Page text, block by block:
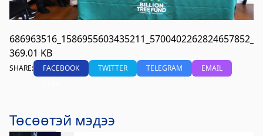
Цагдаагийн газар
2023-06-06 06:38:02
Дэлгэрэнгүй
Хөвсгөл аймгийн Ус цаг уур орчны
Дэлгэрэнгүй
369.01 KB
SHARE: FACEBOOK TWITTER TELEGRAM
EMAIL
Төсөөтэй мэдээ